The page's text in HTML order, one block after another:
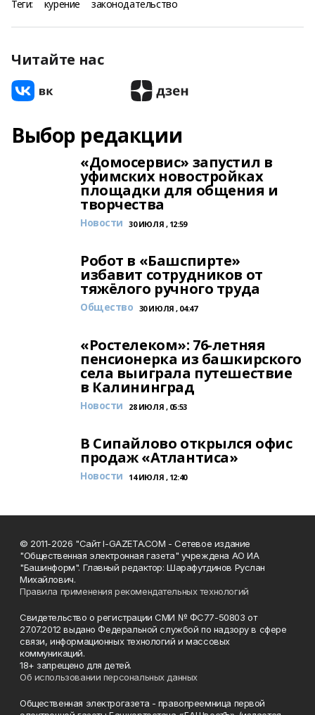
Теги: курение законодательство
Читайте нас
Выбор редакции
«Домосервис» запустил в
уфимских новостройках
площадки для общения и
творчества
Новости 30 ИЮЛЯ , 12:59
Робот в «Башспирте»
избавит сотрудников от
тяжёлого ручного труда
Общество 30 ИЮЛЯ , 04:47
«Ростелеком»: 76-летняя
пенсионерка из башкирского
села выиграла путешествие
в Калининград
Новости 28 ИЮЛЯ , 05:53
В Сипайлово открылся офис
продаж «Атлантиса»
Новости 14 ИЮЛЯ , 12:40
© 2011-2026 "Сайт I-GAZETA.COM - Сетевое издание
"Общественная электронная газета" учреждена АО ИА
"Башинформ". Главный редактор: Шарафутдинов Руслан
Михайлович.
Правила применения рекомендательных технологий
Свидетельство о регистрации СМИ № ФС77-50803 от
27.07.2012 выдано Федеральной службой по надзору в сфере
связи, информационных технологий и массовых
коммуникаций.
18+ запрещено для детей.
Об использовании персональных данных
Общественная электрогазета - правопреемница первой